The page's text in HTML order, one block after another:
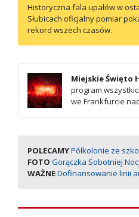
Historyczna fala upałów w
Słubicach oficjalny pomiar
rekord wszech czasów.
Miejskie Święto
program
we Frankfurcie
POLECAMYPółkolonie ze
FOTO Gorączka Sobotniej
WAŻNEDofinansowanie linii